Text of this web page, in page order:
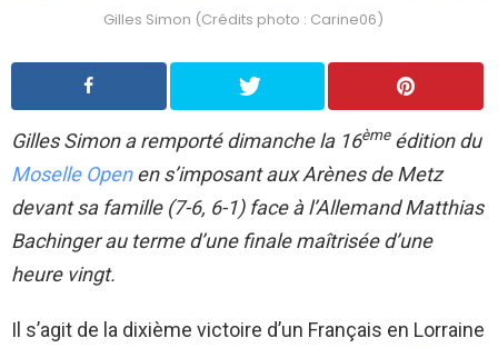
Gilles Simon (Crédits photo : Carine06)
Gilles Simon a remporté dimanche la 16èmeédition du
Moselle Openen s’imposant aux Arènes de Metz
devant sa famille (7-6, 6-1) face à l’Allemand Matthias
Bachinger au terme d’une finale maîtrisée d’une
heure vingt.
Il s’agit de la dixième victoire d’un Français en Lorraine